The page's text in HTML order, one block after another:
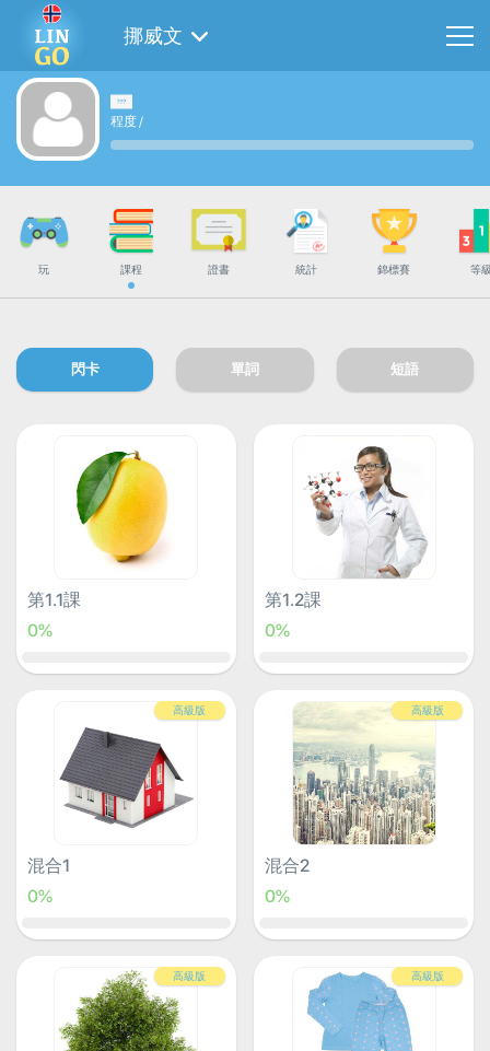
挪威文
程度/
玩 課程 證書 統計 錦標賽 等
閃卡 單詞 短語
第1.1課
0%
第1.2課
0%
高級版
混合1
0%
高級版
混合2
0%
高級版 高級版